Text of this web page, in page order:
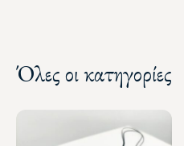
Όλες οι κατηγορίες